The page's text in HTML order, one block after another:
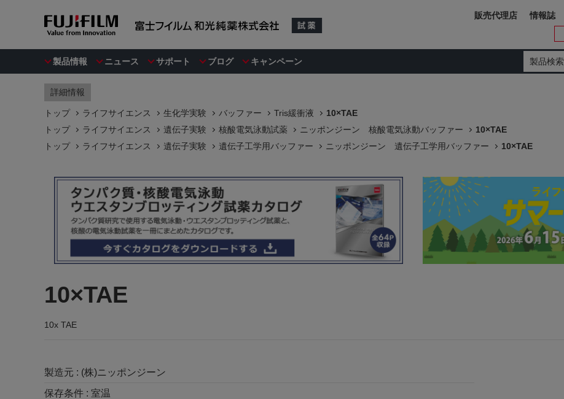
製品情報 ニュース サポート ブログ キャンペーン 製品検索
販売代理店 情報誌
詳細情報
トップ ライフサイエンス 生化学実験 バッファー Tris緩衝液
10×TAE
トップ
ライフサイエンス 遺伝子実験 核酸電気泳動試薬 ニッポンジーン 核酸電気泳動バッファー
10×TAE
トップ
ライフサイエンス 遺伝子実験 遺伝子工学用バッファー ニッポンジーン 遺伝子工学用バッファー 10×TAE
10×TAE
10x TAE
製造元 : (株)ニッポンジーン
保存条件 : 室温